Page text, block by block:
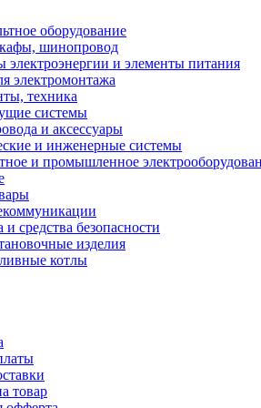
оборудование
шинопровод
электроэнергии и элементы питания
электромонтажа
техника
системы
и аксессуары
и инженерные системы
и промышленное
и средства безопасности
изделия
котлы
товар